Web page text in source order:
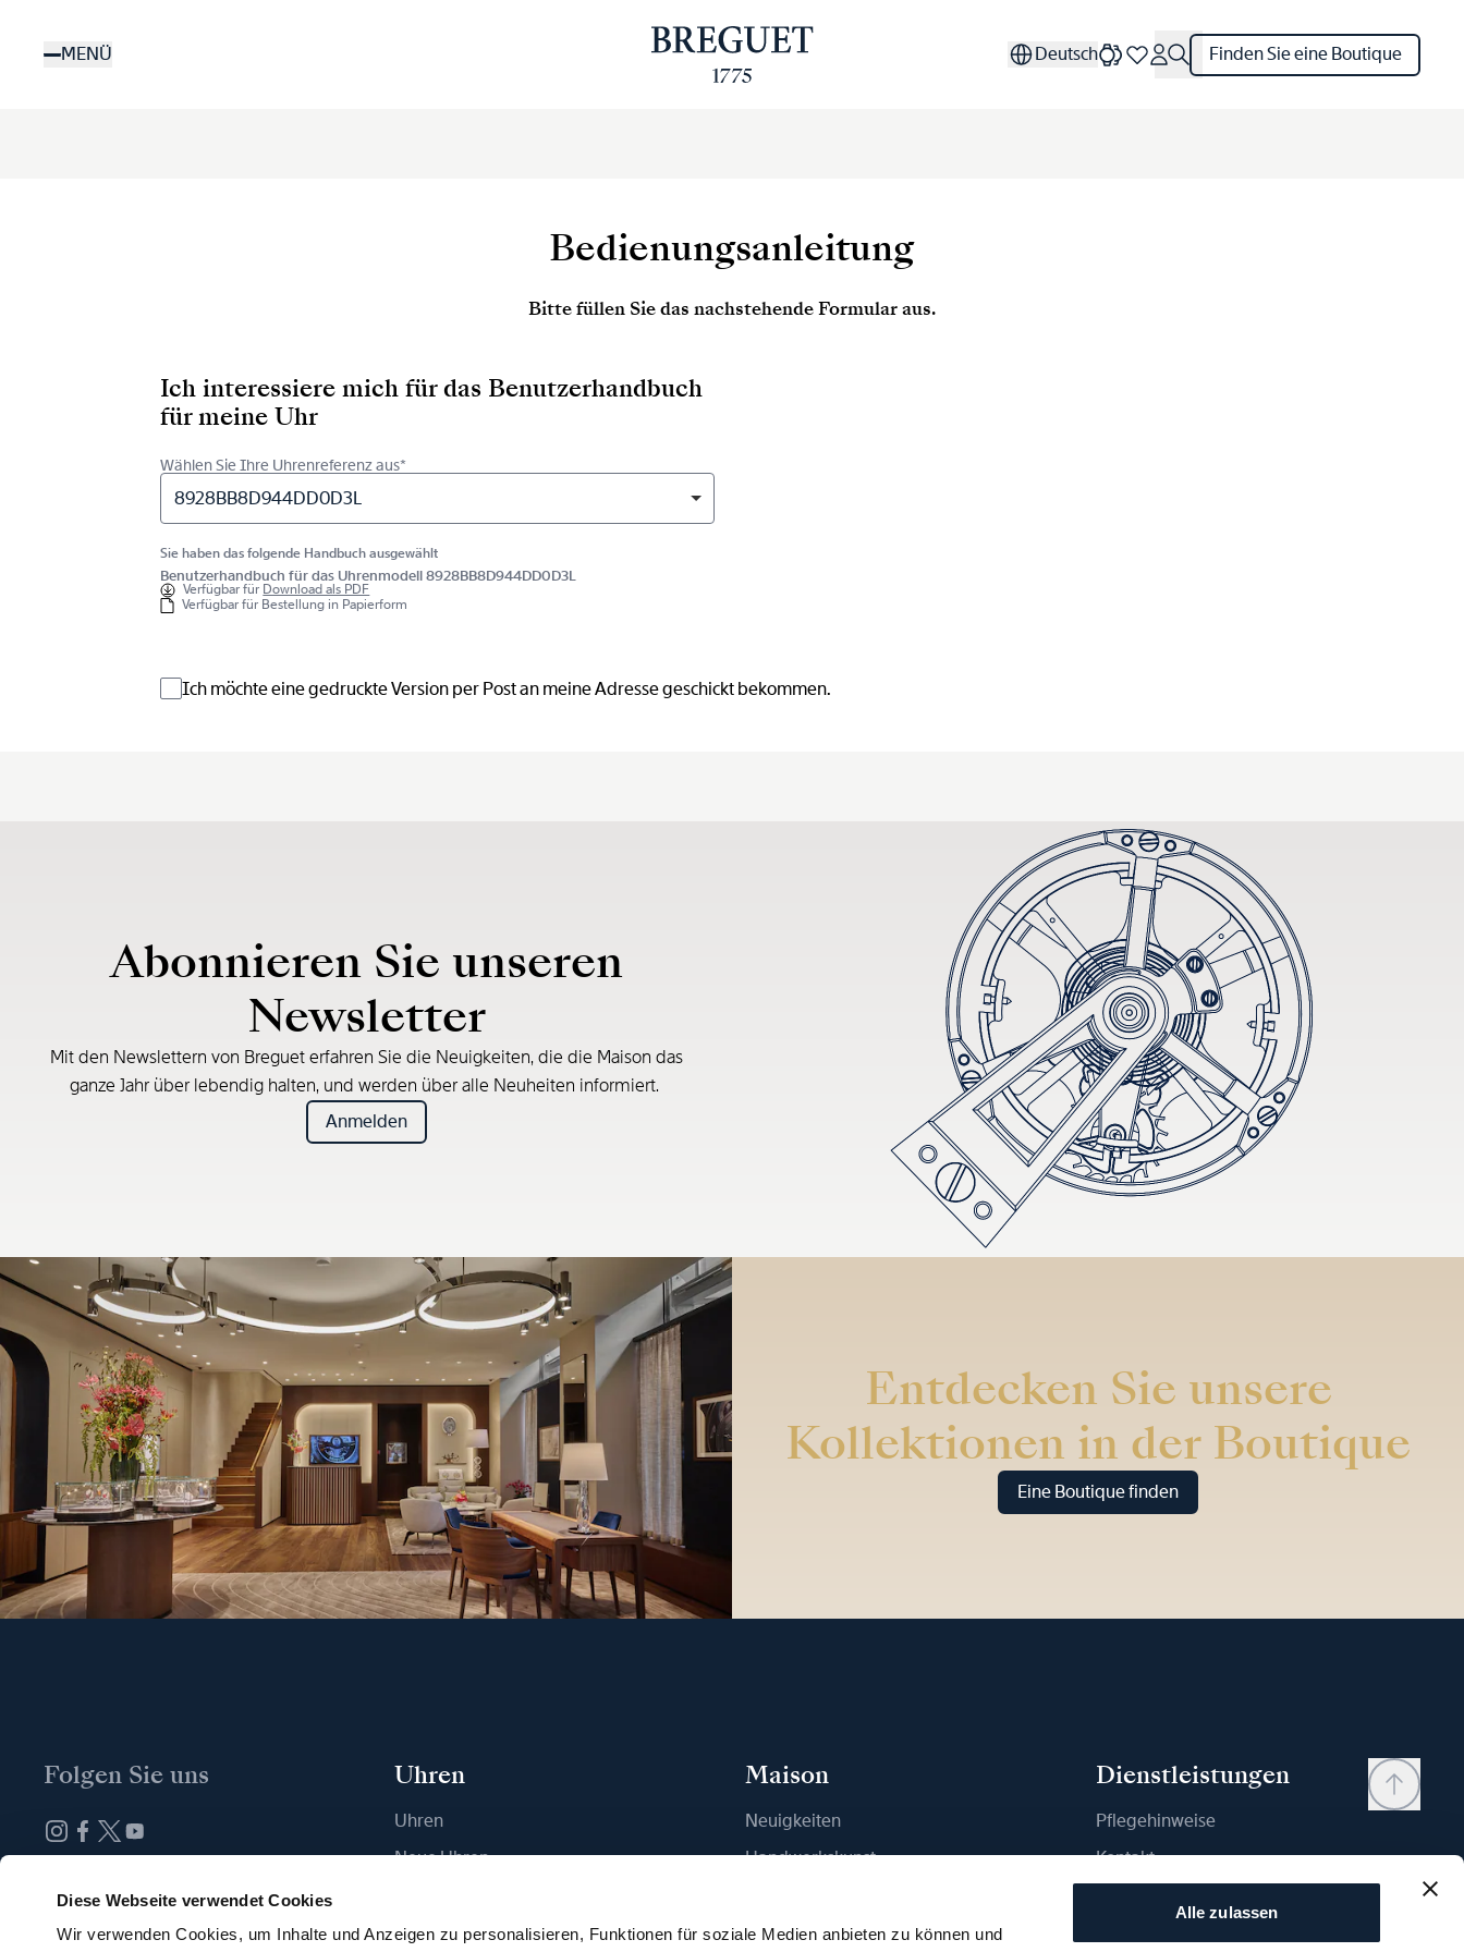
Diese Webseite verwendet Cookies
Wir verwenden Cookies, um Inhalte und Anzeigen zu personalisieren, Funktionen für soziale Medien anbieten zu können und
Alle zulassen
MENÜ Deutsch Finden Sie eine Boutique
Bedienungsanleitung
Bitte füllen Sie das nachstehende Formular aus.
Ich interessiere mich für das Benutzerhandbuch
für meine Uhr
Wählen Sie Ihre Uhrenreferenz aus*
8928BB8D944DD0D3L
Sie haben das folgende Handbuch ausgewählt
Benutzerhandbuch für das Uhrenmodell 8928BB8D944DD0D3L
Verfügbar für Download als PDF
Verfügbar für Bestellung in Papierform
Ich möchte eine gedruckte Version per Post an meine Adresse geschickt bekommen.
Abonnieren Sie unseren
Newsletter
Mit den Newslettern von Breguet erfahren Sie die Neuigkeiten, die die Maison das
ganze Jahr über lebendig halten, und werden über alle Neuheiten informiert.
Anmelden
Entdecken Sie unsere
Kollektionen in der Boutique
Eine Boutique finden
Folgen Sie uns Uhren
Uhren
Neue Uhren
Maison
Neuigkeiten
Handwerkskunst
Nachhaltigkeit
Dienstleistungen
Pflegehinweise
Kontakt